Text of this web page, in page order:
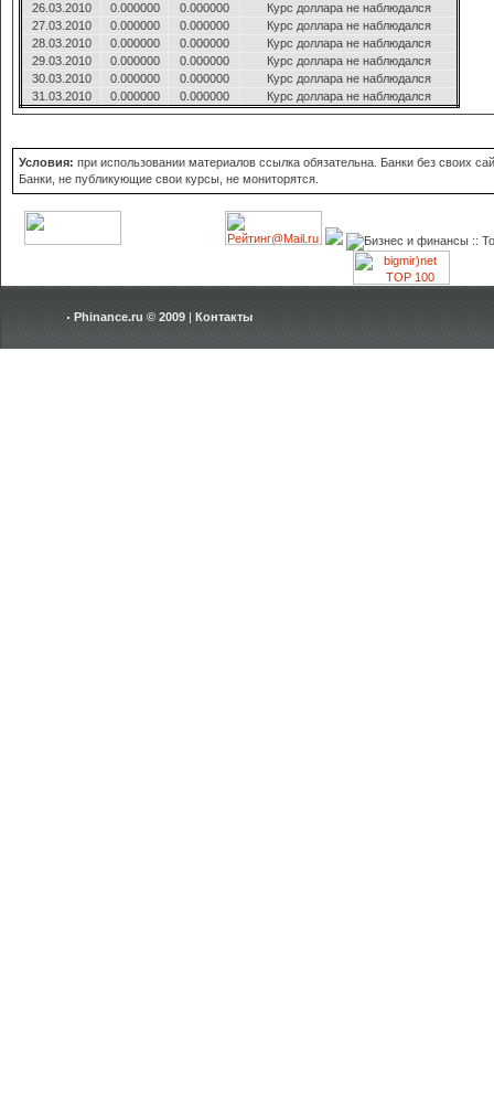
26.03.2010
0.000000 0.000000
Курс доллара не наблюдался
27.03.2010
0.000000 0.000000
Курс доллара не наблюдался
28.03.2010
0.000000 0.000000
Курс доллара не наблюдался
29.03.2010
0.000000 0.000000
Курс доллара не наблюдался
30.03.2010
0.000000 0.000000
Курс доллара не наблюдался
31.03.2010
0.000000 0.000000 Курс доллара не наблюдался
Условия: при использовании материалов ссылка обязательна. Банки без своих
Банки, не публикующие свои курсы, не мониторятся.
Phinance.ru © 2009 | Контакты